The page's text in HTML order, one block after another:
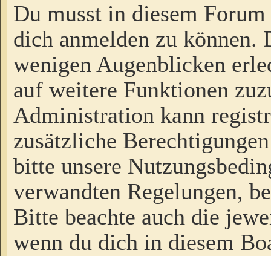
Du musst in diesem
dich anmelden zu
wenigen Augenblicken
auf weitere Funktionen
Administration kann
zusätzliche
bitte unsere
verwandten Regelungen,
Bitte beachte auch die
wenn du dich in diesem